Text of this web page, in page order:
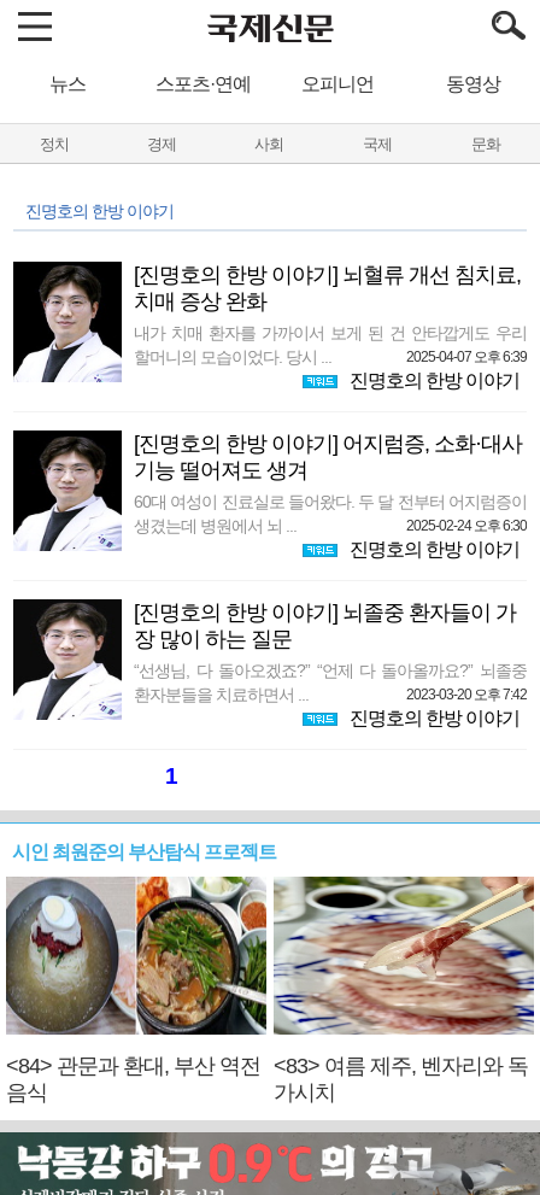
뉴스 스포츠·연예 오피니언 동영상
정치 경제 사회 국제 문화
진명호의 한방 이야기
[진명호의 한방 이야기] 뇌혈류 개선 침치료,
치매 증상 완화
내가 치매 환자를 가까이서 보게 된 건 안타깝게도 우리
할머니의 모습이었다. 당시 ...
2025-04-07 오후 6:39
진명호의 한방 이야기
[진명호의 한방 이야기] 어지럼증, 소화·대사
기능 떨어져도 생겨
60대 여성이 진료실로 들어왔다. 두 달 전부터 어지럼증이
생겼는데 병원에서 뇌 ...
2025-02-24 오후 6:30
진명호의 한방 이야기
[진명호의 한방 이야기] 뇌졸중 환자들이 가
장 많이 하는 질문
“선생님, 다 돌아오겠죠?” “언제 다 돌아올까요?” 뇌졸중
환자분들을 치료하면서 ...
2023-03-20 오후 7:42
진명호의 한방 이야기
1
시인 최원준의 부산탐식 프로젝트
<84> 관문과 환대, 부산 역전
음식
<83> 여름 제주, 벤자리와 독
가시치